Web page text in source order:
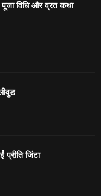
विधि और व्रत कथा
प्रीति जिंटा